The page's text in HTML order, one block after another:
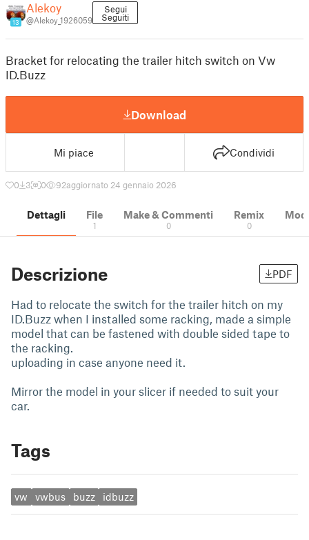
13
Alekoy
@Alekoy_1926059
Segui
Seguiti
Bracket for relocating the trailer hitch switch on Vw
ID.Buzz
Download
Mi piace Condividi
0 3 0 92aggiornato 24 gennaio 2026
Dettagli File
1
Make & Commenti
0
Remix
0
Descrizione PDF
Had to relocate the switch for the trailer hitch on my
ID.Buzz when I installed some racking, made a simple
model that can be fastened with double sided tape to
the racking.
uploading in case anyone need it.
Mirror the model in your slicer if needed to suit your
car.
Tags
vw vwbus buzz idbuzz